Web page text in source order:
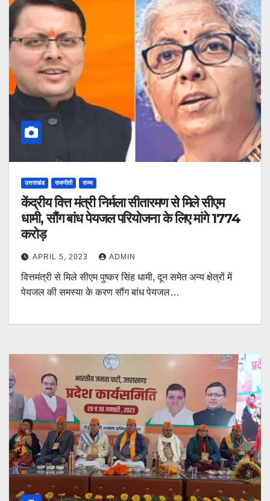
उत्तराखंड राजनीती राज्य
केंद्रीय वित्त मंत्री निर्मला सीतारमण से मिले सीएम
धामी, सौंग बांध पेयजल परियोजना के लिए मांगे 1774
करोड़
APRIL 5, 2023 ADMIN
वित्तमंत्री से मिले सीएम पुष्कर सिंह धामी, दून समेत अन्य क्षेत्रों में
पेयजल की समस्या के करण सौंग बांध पेयजल…